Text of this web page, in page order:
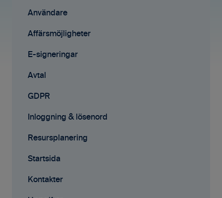
Kontakter
Avtal
Affärsmöjligheter
Rapporter
Samarbete
Mobilappen
Uppgifter
Fakturering
Fakturering (ny)
Mobilappen
Affärsmöjligheter
E-signeringar
Kontakter
Tilläggstjänster
Rapporter
Användare
Affärsmöjligheter
E-signeringar
Avtal
GDPR
Inloggning & lösenord
Resursplanering
Startsida
Kontakter